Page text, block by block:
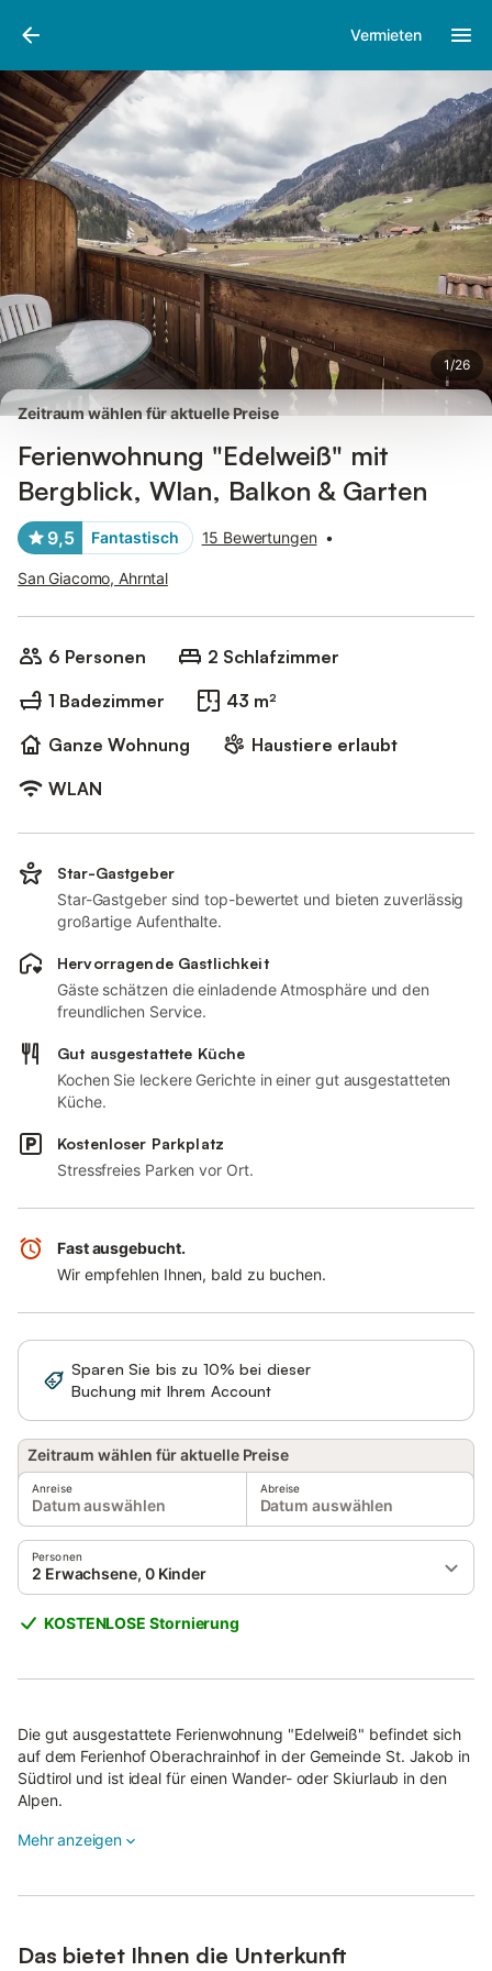
Vermieten
1/26
Bilder
Zeitraum wählen für aktuelle Preise
Ferienwohnung "Edelweiß" mit
Bergblick, Wlan, Balkon & Garten
9,5 Fantastisch 15 Bewertungen •
San Giacomo, Ahrntal
6 Personen
2 Schlafzimmer
1 Badezimmer
43 m²
Ganze Wohnung
Haustiere erlaubt
WLAN
Star-Gastgeber
Star-Gastgeber sind top-bewertet und bieten zuverlässig
großartige Aufenthalte.
Hervorragende Gastlichkeit
Gäste schätzen die einladende Atmosphäre und den
freundlichen Service.
Gut ausgestattete Küche
Kochen Sie leckere Gerichte in einer gut ausgestatteten
Küche.
Kostenloser Parkplatz
Stressfreies Parken vor Ort.
Fast ausgebucht.
Wir empfehlen Ihnen, bald zu buchen.
Sparen Sie bis zu 10% bei dieser
Buchung mit Ihrem Account
Zeitraum wählen für aktuelle Preise
Anreise
Datum auswählen
Abreise
Datum auswählen
Personen
2 Erwachsene, 0 Kinder
KOSTENLOSE Stornierung
Die gut ausgestattete Ferienwohnung "Edelweiß" befindet sich
auf dem Ferienhof Oberachrainhof in der Gemeinde St. Jakob in
Südtirol und ist ideal für einen Wander- oder Skiurlaub in den
Alpen.
Die 43 m² große Ferienwohnung besteht aus einem
Satelliten- und Kabelfernsehen, ein Babybett und ein Hochstuhl
Mehr anzeigen
Das bietet Ihnen die Unterkunft